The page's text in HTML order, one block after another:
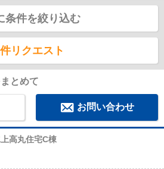
条件を絞り込む
リクエスト
とめて
お問い合わせ
高丸住宅C棟